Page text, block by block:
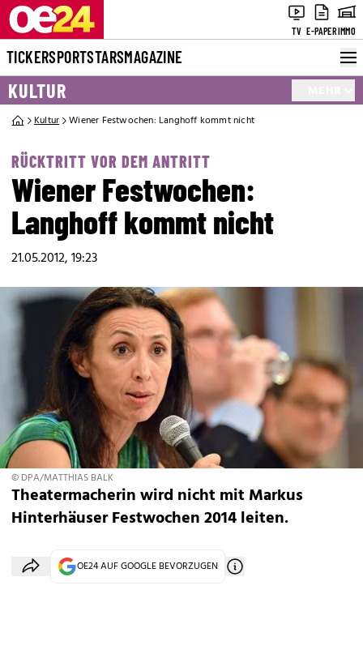
TV E-PAPERIMMO
TICKERSPORTSTARSMAGAZINE
KULTUR
Kultur Wiener Festwochen: Langhoff kommt nicht
RÜCKTRITT VOR DEM ANTRITT
Wiener Festwochen:
Langhoff kommt nicht
21.05.2012, 19:23
© DPA/MATTHIAS BALK
Theatermacherin wird nicht mit Markus
Hinterhäuser Festwochen 2014 leiten.
OE24 AUF GOOGLE BEVORZUGEN